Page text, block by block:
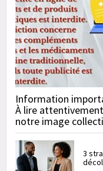
Information
À lire
notre image
3